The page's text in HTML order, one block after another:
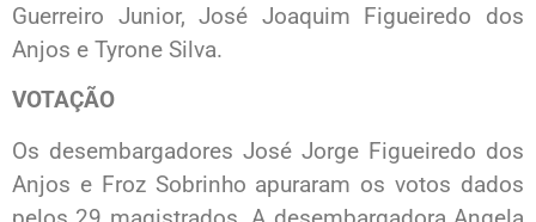
Guerreiro Junior, José Joaquim Figueiredo dos
Anjos e Tyrone Silva.
VOTAÇÃO
Os desembargadores José Jorge Figueiredo dos
Anjos e Froz Sobrinho apuraram os votos dados